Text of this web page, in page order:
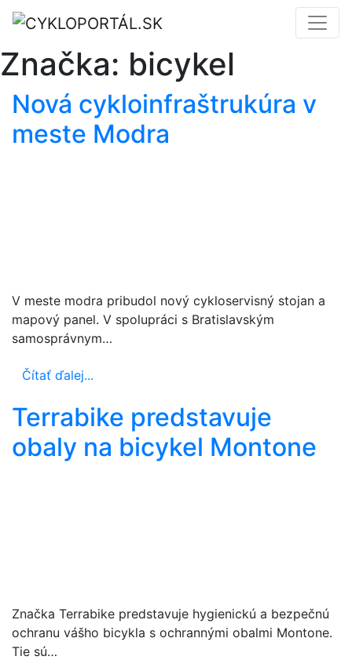
Značka: bicykel
Nová cykloinfraštrukúra v
meste Modra
V meste modra pribudol nový cykloservisný stojan a
mapový panel. V spolupráci s Bratislavským
samosprávnym…
Čítať ďalej...
Terrabike predstavuje
obaly na bicykel Montone
Značka Terrabike predstavuje hygienickú a bezpečnú
ochranu vášho bicykla s ochrannými obalmi Montone.
Tie sú…